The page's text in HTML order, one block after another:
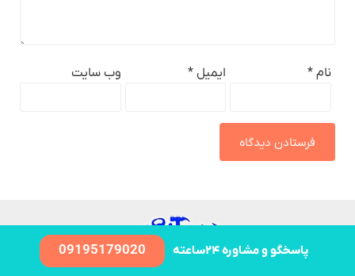
نام * ایمیل * وب‌ سایت
پاسخگو و مشاوره ۲۴ساعته 09195179020